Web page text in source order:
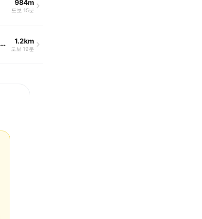
984m
도보 15분
24시 리엔동물의료센터 1.2km
도보 19분